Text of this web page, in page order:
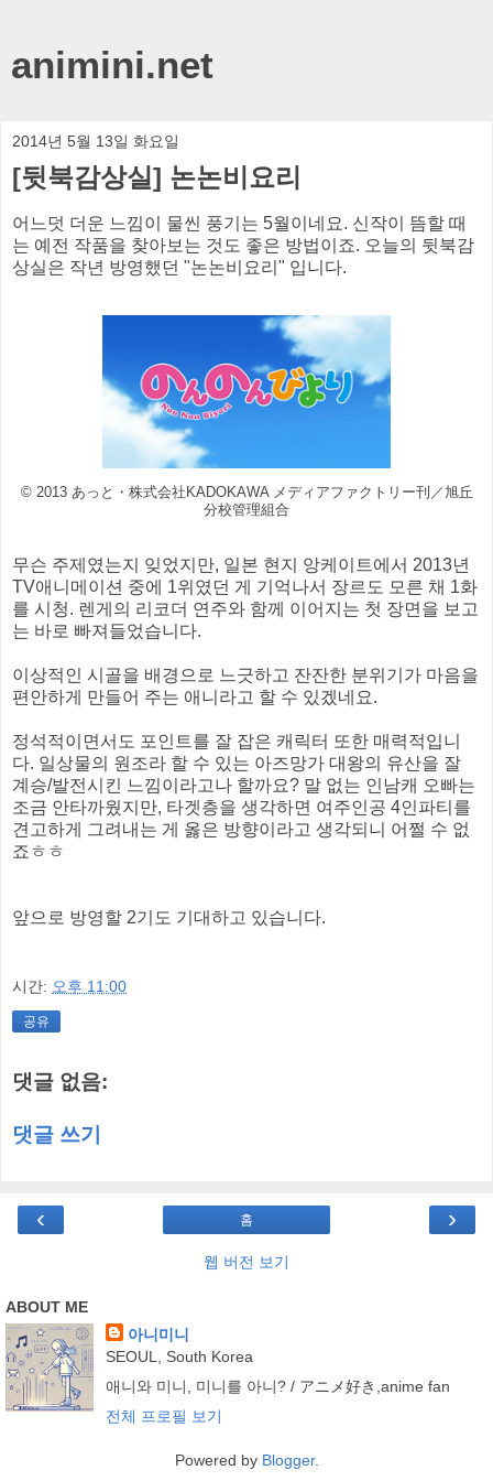
animini.net
2014년 5월 13일 화요일
[뒷북감상실] 논논비요리
어느덧 더운 느낌이 물씬 풍기는 5월이네요. 신작이 뜸할 때
는 예전 작품을 찾아보는 것도 좋은 방법이죠. 오늘의 뒷북감
상실은 작년 방영했던 "논논비요리" 입니다.
© 2013 あっと・株式会社KADOKAWA メディアファクトリー刊／旭丘
分校管理組合
무슨 주제였는지 잊었지만, 일본 현지 앙케이트에서 2013년
TV애니메이션 중에 1위였던 게 기억나서 장르도 모른 채 1화
를 시청. 렌게의 리코더 연주와 함께 이어지는 첫 장면을 보고
는 바로 빠져들었습니다.
이상적인 시골을 배경으로 느긋하고 잔잔한 분위기가 마음을
편안하게 만들어 주는 애니라고 할 수 있겠네요.
정석적이면서도 포인트를 잘 잡은 캐릭터 또한 매력적입니
다. 일상물의 원조라 할 수 있는 아즈망가 대왕의 유산을 잘
계승/발전시킨 느낌이라고나 할까요? 말 없는 인남캐 오빠는
조금 안타까웠지만, 타겟층을 생각하면 여주인공 4인파티를
견고하게 그려내는 게 옳은 방향이라고 생각되니 어쩔 수 없
죠ㅎㅎ
앞으로 방영할 2기도 기대하고 있습니다.
시간: 오후 11:00
공유
댓글 없음:
댓글 쓰기
‹ ›
홈
웹 버전 보기
ABOUT ME
아니미니
SEOUL, South Korea
애니와 미니, 미니를 아니? / アニメ好き,anime fan
전체 프로필 보기
Powered by Blogger.